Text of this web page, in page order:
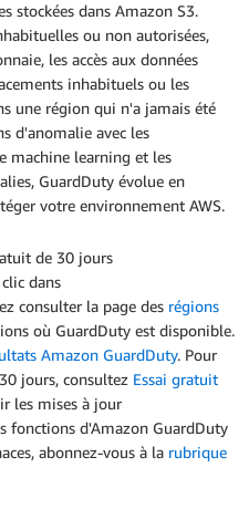
stockées dans Amazon S3.
ou non autorisées,
les accès aux données
inhabituels ou les
une région qui n'a jamais été
d'anomalie avec les
machine learning et les
GuardDuty évolue en
votre environnement AWS.
de 30 jours
dans
consulter la page des régions
où GuardDuty est disponible.
Amazon GuardDuty. Pour
jours, consultez Essai gratuit
les mises à jour
fonctions d'Amazon GuardDuty
abonnez-vous à la rubrique